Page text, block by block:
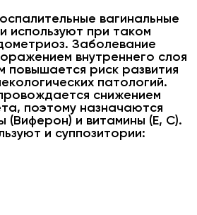
вагинальные
используют при таком
Заболевание
внутреннего слоя
повышается риск развития
патологий.
снижением
поэтому назначаются
(Виферон) и витамины (Е, С).
и суппозитории: